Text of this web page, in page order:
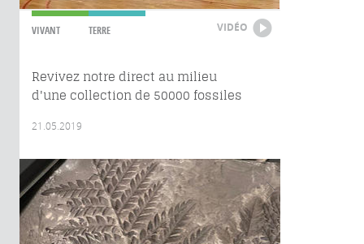
VIVANT TERRE VIDÉO
Revivez notre direct au milieu
d'une collection de 50000 fossiles
21.05.2019